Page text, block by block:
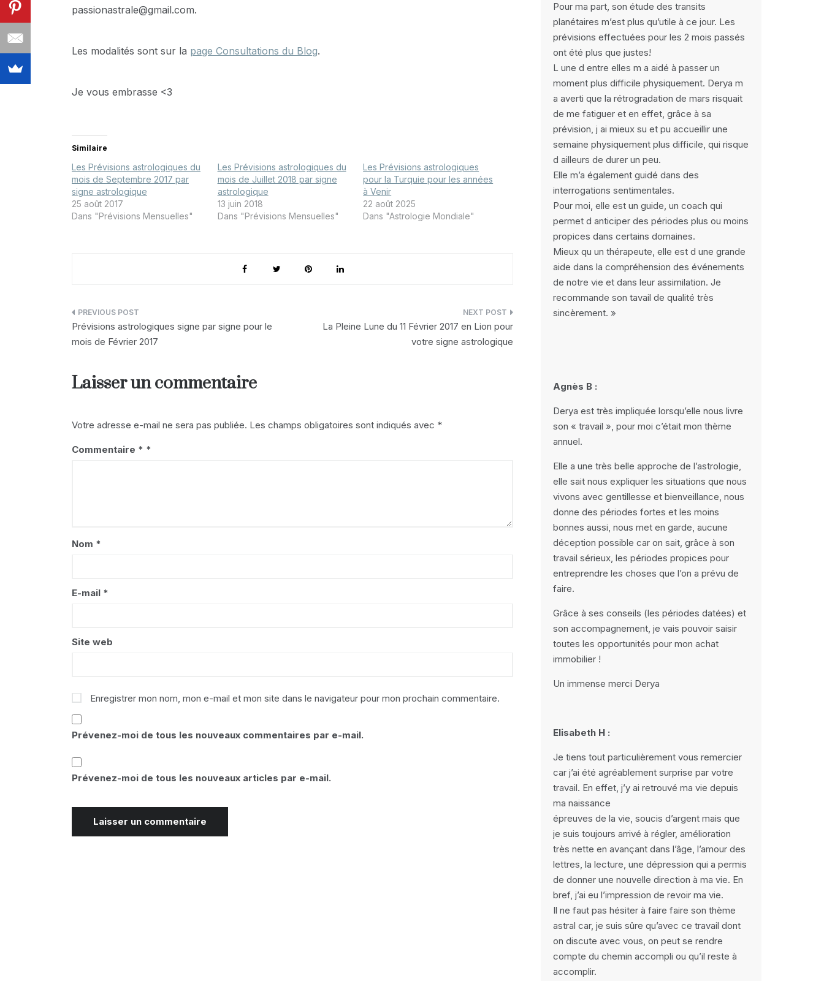
passionastrale@gmail.com.
Les modalités sont sur la page Consultations du Blog.
Je vous embrasse <3
Similaire
Les Prévisions astrologiques du
mois de Septembre 2017 par
signe astrologique
25 août 2017
Dans "Prévisions Mensuelles"
Les Prévisions astrologiques du
mois de Juillet 2018 par signe
astrologique
13 juin 2018
Dans "Prévisions Mensuelles"
Les Prévisions astrologiques
pour la Turquie pour les années
à Venir
22 août 2025
Dans "Astrologie Mondiale"
Navigation
de
Prévisions astrologiques signe par signe pour le
mois de Février 2017
La Pleine Lune du 11 Février 2017 en Lion pour
votre signe astrologique
Laisser un commentaire
Votre adresse e-mail ne sera pas publiée. Les champs obligatoires sont indiqués avec *
Commentaire *
Nom *
E-mail *
Site web
Enregistrer mon nom, mon e-mail et mon site dans le navigateur pour mon prochain commentaire.
Prévenez-moi de tous les nouveaux commentaires par e-mail.
Prévenez-moi de tous les nouveaux articles par e-mail.
Pour ma part, son étude des transits
planétaires m’est plus qu’utile à ce jour. Les
prévisions effectuées pour les 2 mois passés
ont été plus que justes!
L une d entre elles m a aidé à passer un
moment plus difficile physiquement. Derya m
a averti que la rétrogradation de mars risquait
de me fatiguer et en effet, grâce à sa
prévision, j ai mieux su et pu accueillir une
semaine physiquement plus difficile, qui risque
d ailleurs de durer un peu.
Elle m’a également guidé dans des
interrogations sentimentales.
Pour moi, elle est un guide, un coach qui
permet d anticiper des périodes plus ou moins
propices dans certains domaines.
Mieux qu un thérapeute, elle est d une grande
aide dans la compréhension des événements
de notre vie et dans leur assimilation. Je
recommande son tavail de qualité très
sincèrement. »
Agnès B :
Derya est très impliquée lorsqu’elle nous livre
son « travail », pour moi c’était mon thème
annuel.
Elle a une très belle approche de l’astrologie,
elle sait nous expliquer les situations que nous
vivons avec gentillesse et bienveillance, nous
donne des périodes fortes et les moins
bonnes aussi, nous met en garde, aucune
déception possible car on sait, grâce à son
travail sérieux, les périodes propices pour
entreprendre les choses que l’on a prévu de
faire.
Grâce à ses conseils (les périodes datées) et
son accompagnement, je vais pouvoir saisir
toutes les opportunités pour mon achat
immobilier !
Un immense merci Derya
Elisabeth H :
Je tiens tout particulièrement vous remercier
car j’ai été agréablement surprise par votre
travail. En effet, j’y ai retrouvé ma vie depuis
ma naissance
épreuves de la vie, soucis d’argent mais que
je suis toujours arrivé à régler, amélioration
très nette en avançant dans l’âge, l’amour des
lettres, la lecture, une dépression qui a permis
de donner une nouvelle direction à ma vie. En
bref, j’ai eu l’impression de revoir ma vie.
Il ne faut pas hésiter à faire faire son thème
astral car, je suis sûre qu’avec ce travail dont
on discute avec vous, on peut se rendre
compte du chemin accompli ou qu’il reste à
accomplir.